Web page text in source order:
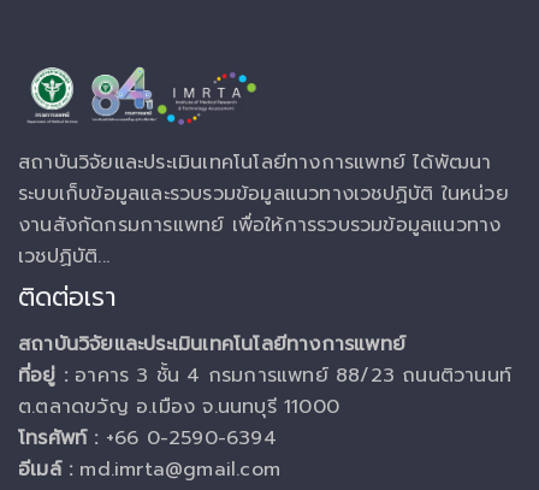
สถาบันวิจัยและประเมินเทคโนโลยีทางการแพทย์ ได้พัฒนา
ระบบเก็บข้อมูลและรวบรวมข้อมูลแนวทางเวชปฏิบัติ ในหน่วย
งานสังกัดกรมการแพทย์ เพื่อให้การรวบรวมข้อมูลแนวทาง
เวชปฏิบัติ...
ติดต่อเรา
สถาบันวิจัยและประเมินเทคโนโลยีทางการแพทย์
ที่อยู่ : อาคาร 3 ชั้น 4 กรมการแพทย์ 88/23 ถนนติวานนท์
ต.ตลาดขวัญ อ.เมือง จ.นนทบุรี 11000
โทรศัพท์ : +66 0-2590-6394
อีเมล์ : md.imrta@gmail.com